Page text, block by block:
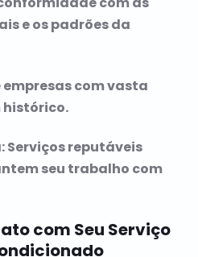
e os padrões da
empresas com vasta
histórico.
Serviços reputáveis
seu trabalho com
com Seu Serviço